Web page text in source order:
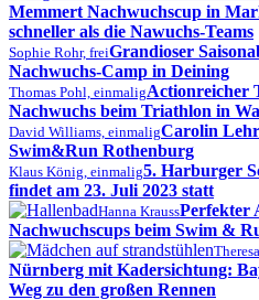
Memmert Nachwuchscup in
schneller als die Nawuchs-Teams
Sophie Rohr, freiGrandioser
Nachwuchs-Camp in Deining
Thomas Pohl, einmaligActionreicher
Nachwuchs beim Triathlon in
David Williams, einmaligCarolin
Swim&Run Rothenburg
Klaus König, einmalig5. Harburger
findet am 23. Juli 2023 statt
Hanna KraussPerfekter
Nachwuchscups beim Swim &
Nürnberg mit Kadersichtung:
Weg zu den großen Rennen